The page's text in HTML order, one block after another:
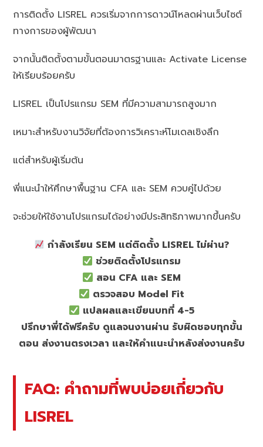
การติดตั้ง LISREL ควรเริ่มจากการดาวน์โหลดผ่านเว็บไซต์
ทางการของผู้พัฒนา
จากนั้นติดตั้งตามขั้นตอนมาตรฐานและ Activate License
ให้เรียบร้อยครับ
LISREL เป็นโปรแกรม SEM ที่มีความสามารถสูงมาก
เหมาะสำหรับงานวิจัยที่ต้องการวิเคราะห์โมเดลเชิงลึก
แต่สำหรับผู้เริ่มต้น
พี่แนะนำให้ศึกษาพื้นฐาน CFA และ SEM ควบคู่ไปด้วย
จะช่วยให้ใช้งานโปรแกรมได้อย่างมีประสิทธิภาพมากขึ้นครับ
กำลังเรียน SEM แต่ติดตั้ง LISREL ไม่ผ่าน?
ช่วยติดตั้งโปรแกรม
สอน CFA และ SEM
ตรวจสอบ Model Fit
แปลผลและเขียนบทที่ 4-5
ปรึกษาพี่ได้ฟรีครับ ดูแลจนงานผ่าน รับผิดชอบทุกขั้น
ตอน ส่งงานตรงเวลา และให้คำแนะนำหลังส่งงานครับ
FAQ: คำถามที่พบบ่อยเกี่ยวกับ
LISREL